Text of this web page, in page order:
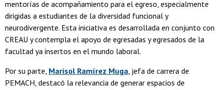
mentorías de acompañamiento para el egreso, especialmente
dirigidas a estudiantes de la diversidad funcional y
neurodivergente. Esta iniciativa es desarrollada en conjunto con
CREAU y contempla el apoyo de egresadas y egresados de la
facultad ya insertos en el mundo laboral.
Por su parte, Marisol Ramírez Muga, jefa de carrera de
PEMACH, destacó la relevancia de generar espacios de